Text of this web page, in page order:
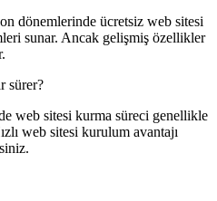
dönemlerinde ücretsiz web sitesi
sunar. Ancak gelişmiş özellikler
sürer?
web sitesi kurma süreci genellikle
web sitesi kurulum avantajı